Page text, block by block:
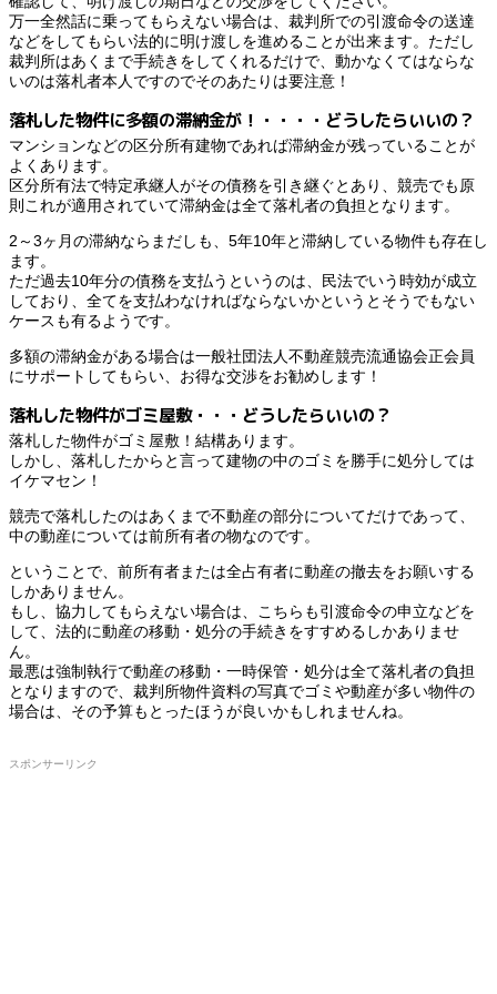
万一全然話に乗ってもらえない場合は、裁判所での引渡命令の送達
などをしてもらい法的に明け渡しを進めることが出来ます。ただし
裁判所はあくまで手続きをしてくれるだけで、動かなくてはならな
いのは落札者本人ですのでそのあたりは要注意！
落札した物件に多額の滞納金が！・・・・どうしたらいいの？
マンションなどの区分所有建物であれば滞納金が残っていることが
よくあります。
区分所有法で特定承継人がその債務を引き継ぐとあり、競売でも原
則これが適用されていて滞納金は全て落札者の負担となります。
2～3ヶ月の滞納ならまだしも、5年10年と滞納している物件も存在し
ます。
ただ過去10年分の債務を支払うというのは、民法でいう時効が成立
しており、全てを支払わなければならないかというとそうでもない
ケースも有るようです。
多額の滞納金がある場合は一般社団法人不動産競売流通協会正会員
にサポートしてもらい、お得な交渉をお勧めします！
落札した物件がゴミ屋敷・・・どうしたらいいの？
落札した物件がゴミ屋敷！結構あります。
しかし、落札したからと言って建物の中のゴミを勝手に処分しては
イケマセン！
競売で落札したのはあくまで不動産の部分についてだけであって、
中の動産については前所有者の物なのです。
ということで、前所有者または全占有者に動産の撤去をお願いする
しかありません。
もし、協力してもらえない場合は、こちらも引渡命令の申立などを
して、法的に動産の移動・処分の手続きをすすめるしかありませ
ん。
最悪は強制執行で動産の移動・一時保管・処分は全て落札者の負担
となりますので、裁判所物件資料の写真でゴミや動産が多い物件の
場合は、その予算もとったほうが良いかもしれませんね。
スポンサーリンク